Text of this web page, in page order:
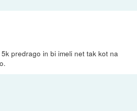
predrago in bi imeli net tak kot na